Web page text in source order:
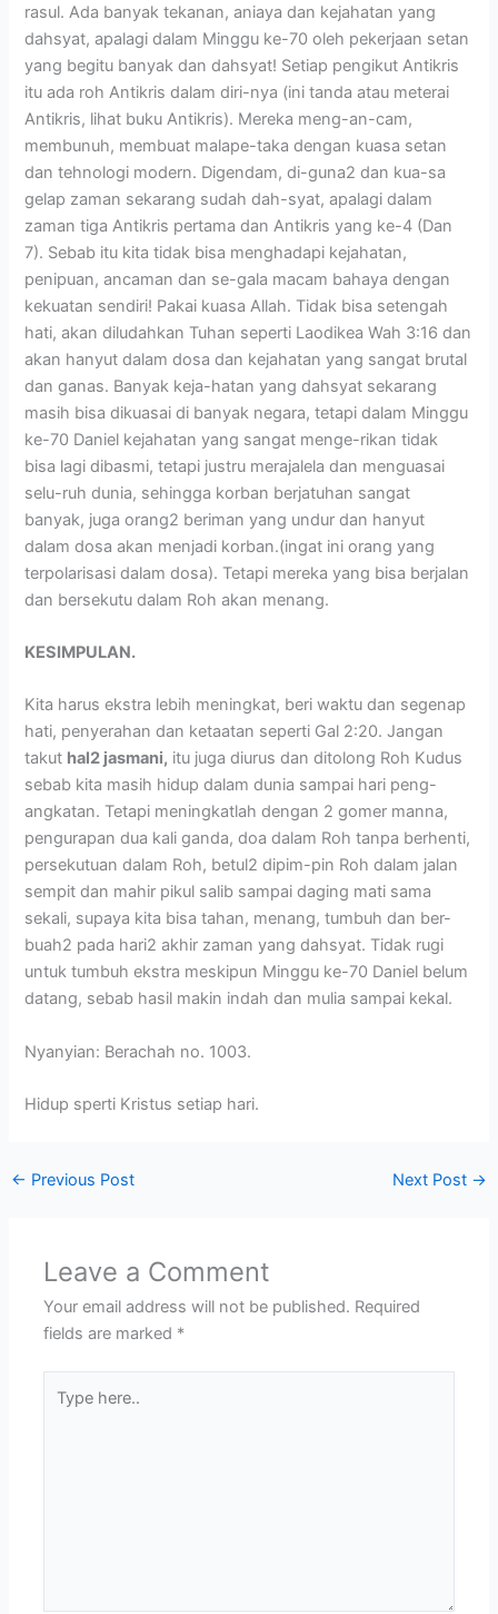
rasul. Ada banyak tekanan, aniaya dan kejahatan yang
dahsyat, apalagi dalam Minggu ke-70 oleh pekerjaan setan
yang begitu banyak dan dahsyat! Setiap pengikut Antikris
itu ada roh Antikris dalam diri-nya (ini tanda atau meterai
Antikris, lihat buku Antikris). Mereka meng-an-cam,
membunuh, membuat malape-taka dengan kuasa setan
dan tehnologi modern. Digendam, di-guna2 dan kua-sa
gelap zaman sekarang sudah dah-syat, apalagi dalam
zaman tiga Antikris pertama dan Antikris yang ke-4 (Dan
7). Sebab itu kita tidak bisa menghadapi kejahatan,
penipuan, ancaman dan se-gala macam bahaya dengan
kekuatan sendiri! Pakai kuasa Allah. Tidak bisa setengah
hati, akan diludahkan Tuhan seperti Laodikea Wah 3:16 dan
akan hanyut dalam dosa dan kejahatan yang sangat brutal
dan ganas. Banyak keja-hatan yang dahsyat sekarang
masih bisa dikuasai di banyak negara, tetapi dalam Minggu
ke-70 Daniel kejahatan yang sangat menge-rikan tidak
bisa lagi dibasmi, tetapi justru merajalela dan menguasai
selu-ruh dunia, sehingga korban berjatuhan sangat
banyak, juga orang2 beriman yang undur dan hanyut
dalam dosa akan menjadi korban.(ingat ini orang yang
terpolarisasi dalam dosa). Tetapi mereka yang bisa berjalan
dan bersekutu dalam Roh akan menang.
KESIMPULAN.
Kita harus ekstra lebih meningkat, beri waktu dan segenap
hati, penyerahan dan ketaatan seperti Gal 2:20. Jangan
takut hal2 jasmani, itu juga diurus dan ditolong Roh Kudus
sebab kita masih hidup dalam dunia sampai hari peng-
angkatan. Tetapi meningkatlah dengan 2 gomer manna,
pengurapan dua kali ganda, doa dalam Roh tanpa berhenti,
persekutuan dalam Roh, betul2 dipim-pin Roh dalam jalan
sempit dan mahir pikul salib sampai daging mati sama
sekali, supaya kita bisa tahan, menang, tumbuh dan ber-
buah2 pada hari2 akhir zaman yang dahsyat. Tidak rugi
untuk tumbuh ekstra meskipun Minggu ke-70 Daniel belum
datang, sebab hasil makin indah dan mulia sampai kekal.
Nyanyian: Berachah no. 1003.
Hidup sperti Kristus setiap hari.
← Previous Post Next Post →
Leave a Comment
Your email address will not be published. Required
fields are marked *
here..